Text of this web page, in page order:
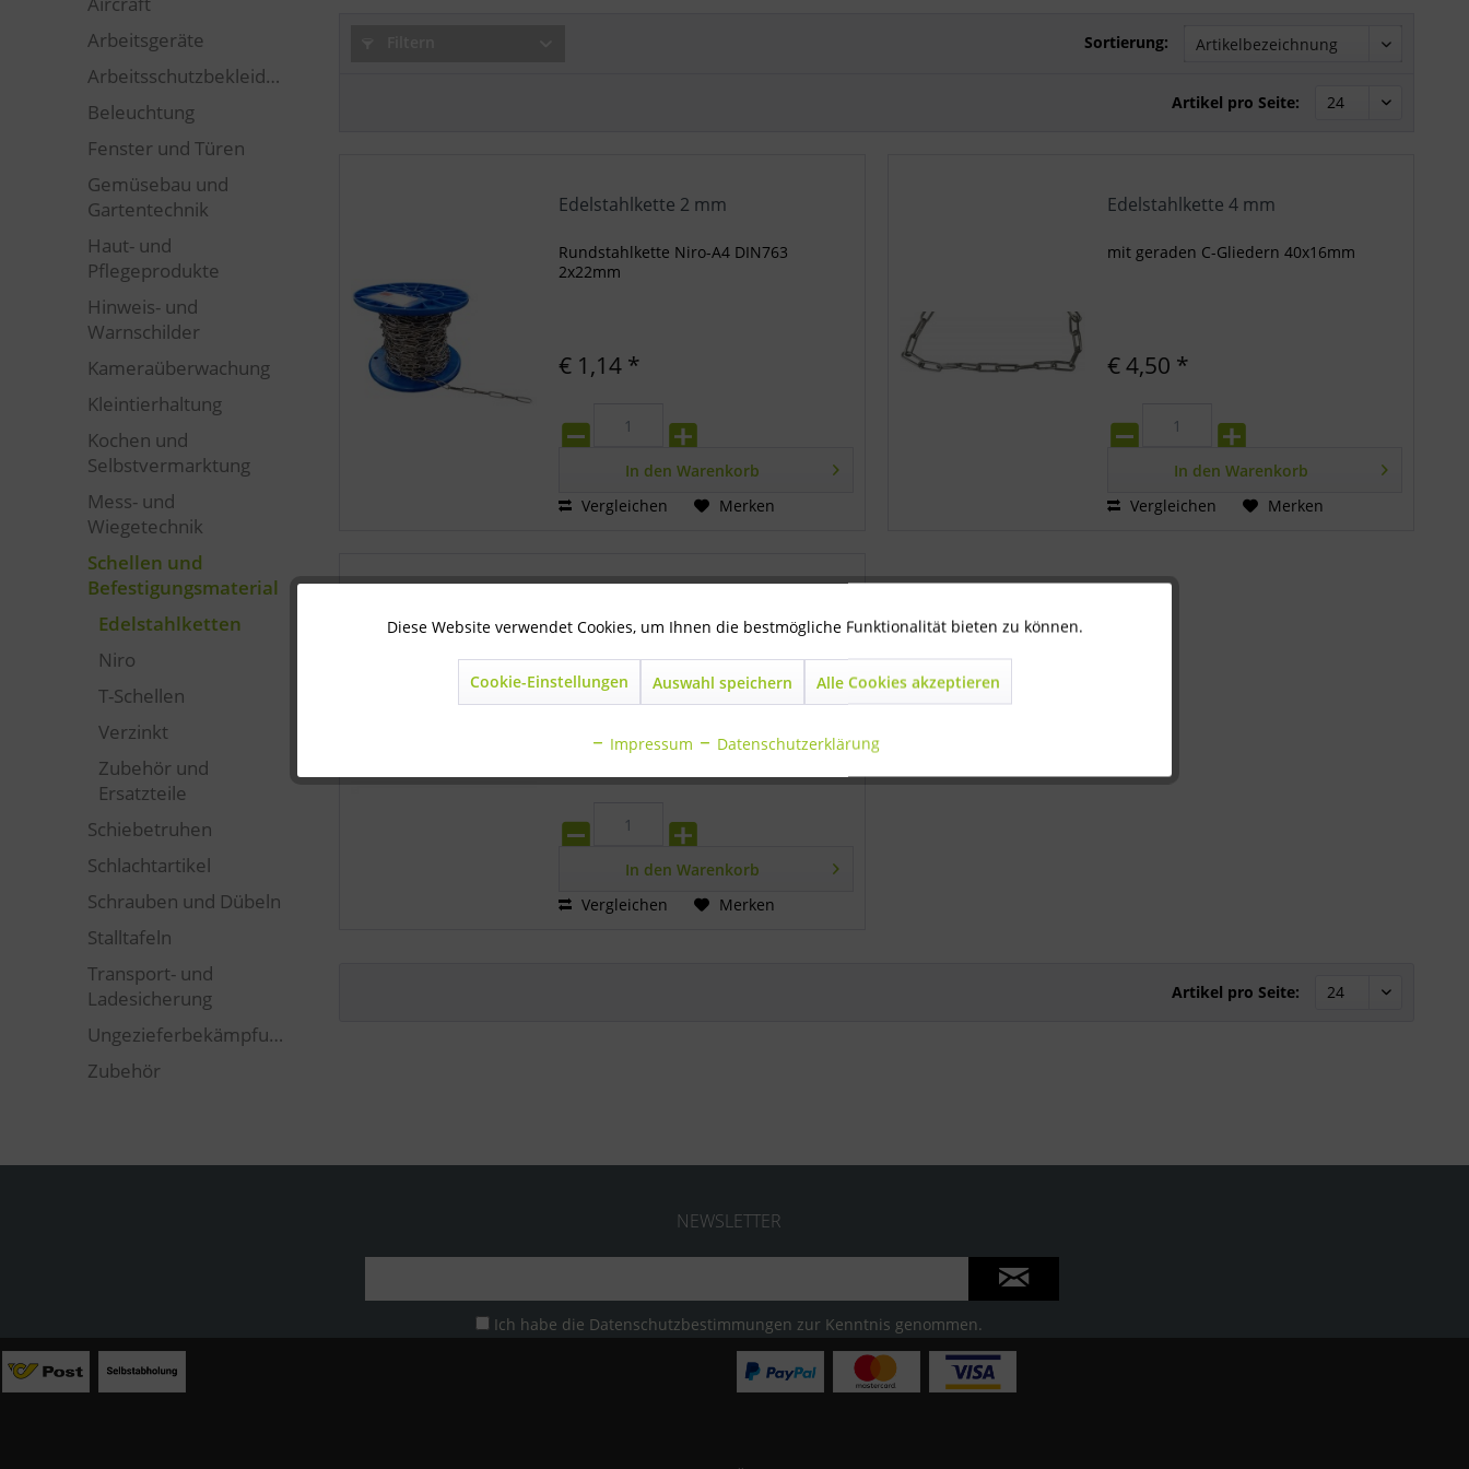
Arbeitsgeräte
Arbeitsschutzbekleidung
Beleuchtung
Fenster und Türen
Gemüsebau und
Gartentechnik
Haut- und
Pflegeprodukte
Hinweis- und
Warnschilder
Kameraüberwachung
Kleintierhaltung
Kochen und
Selbstvermarktung
Mess- und
Wiegetechnik
Schellen und
Befestigungsmaterial
Edelstahlketten
Niro
T-Schellen
Verzinkt
Zubehör und
Ersatzteile
Schiebetruhen
Schlachtartikel
Schrauben und Dübeln
Stalltafeln
Transport- und
Ladesicherung
Ungezieferbekämpfung
Zubehör
Sortierung:
Artikel pro Seite:
Edelstahlkette 2 mm
Rundstahlkette Niro-A4 DIN763
2x22mm
€ 1,14 *
In den Warenkorb
Vergleichen
Merken
Edelstahlkette 4 mm
mit geraden C-Gliedern 40x16mm
€ 4,50 *
In den Warenkorb
Vergleichen
Merken
€ 6,00 *
In den Warenkorb
Vergleichen
Merken
Artikel pro Seite:
NEWSLETTER
Ich habe die Datenschutzbestimmungen zur Kenntnis genommen.
Technisch notwendig Aktiv
Diese Website verwendet Cookies, um Ihnen die bestmögliche Funktionalität bieten zu können.
Cookie-Einstellungen Auswahl speichern Alle Cookies akzeptieren
Impressum Datenschutzerklärung